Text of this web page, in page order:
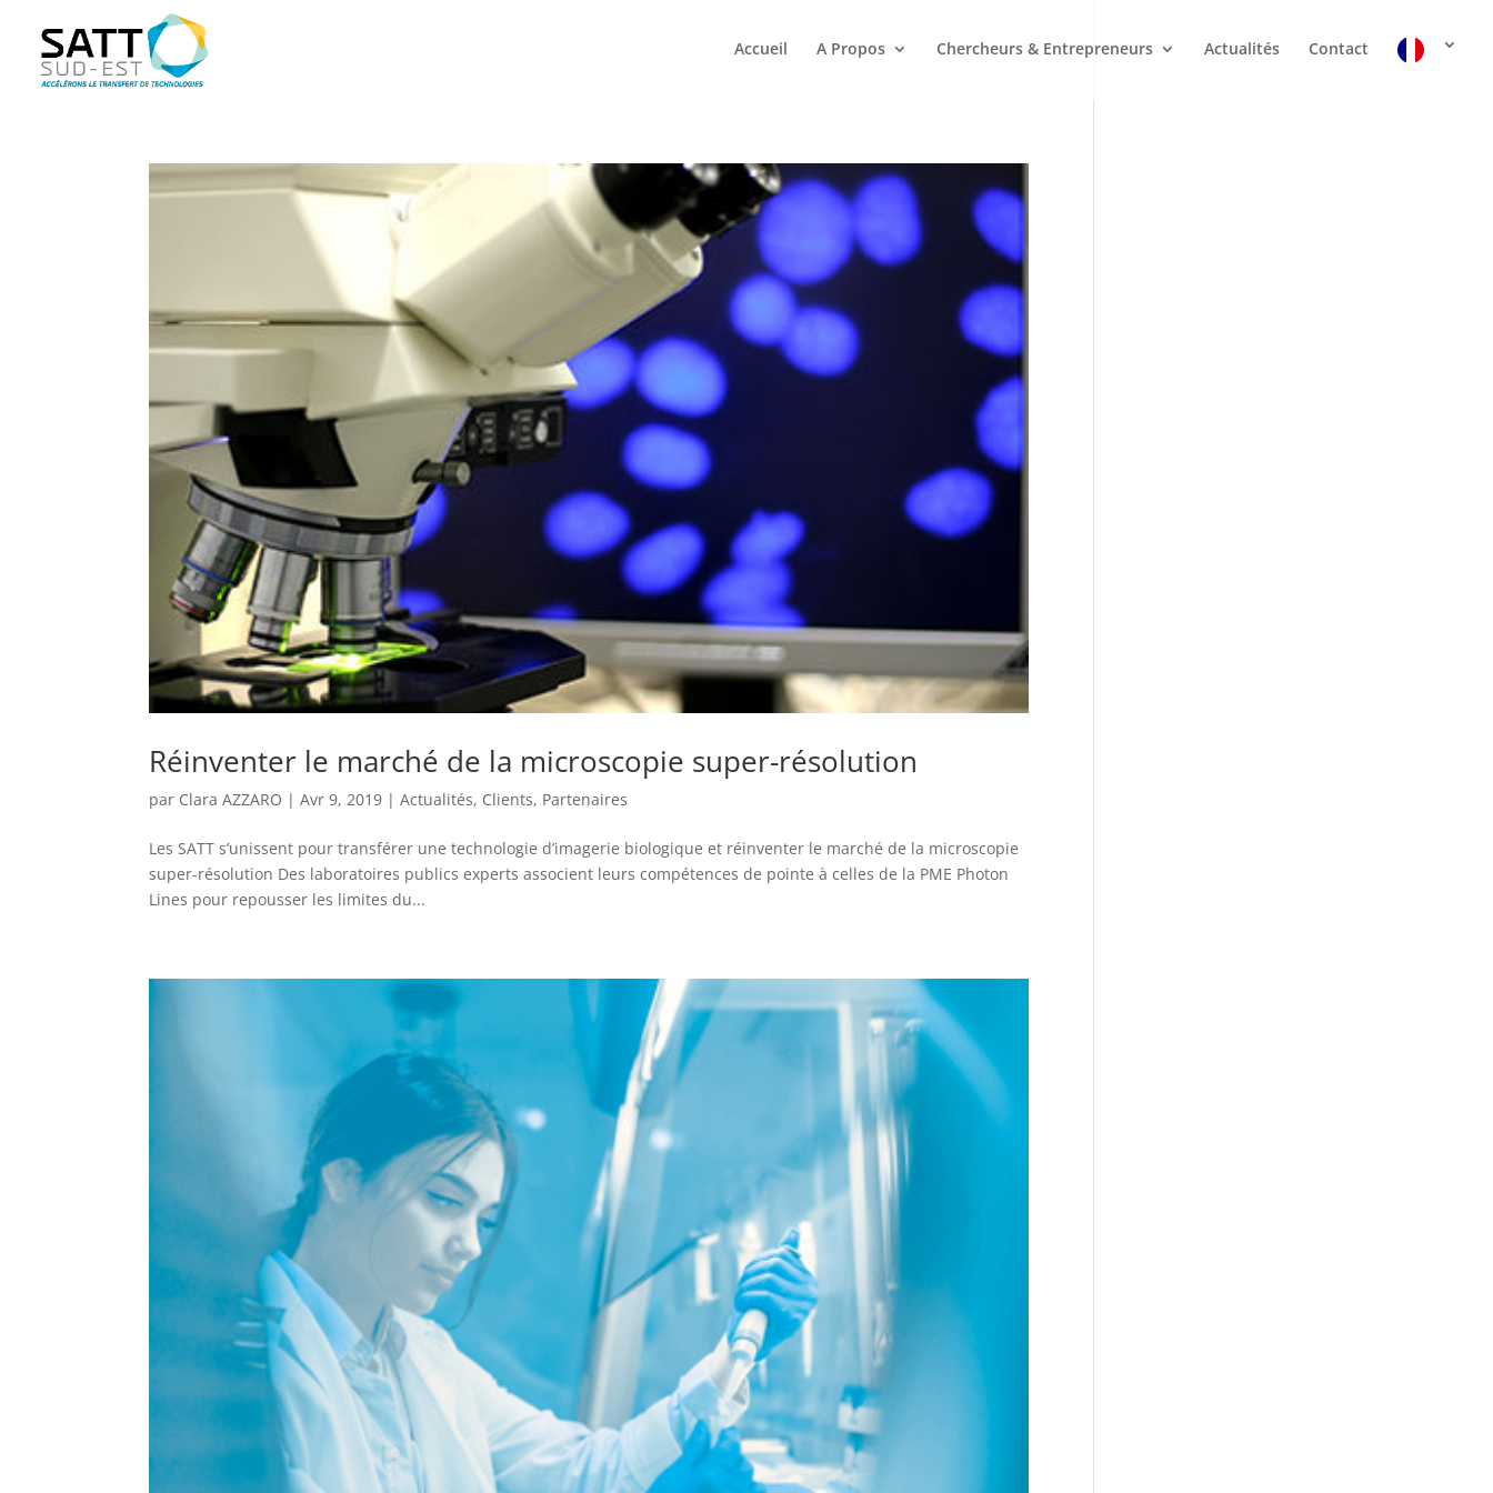
Accueil A Propos Chercheurs & Entrepreneurs Actualités Contact
Réinventer le marché de la microscopie super-résolution
par Clara AZZARO |Avr 9, 2019 |Actualités, Clients, Partenaires
Les SATT s’unissent pour transférer une technologie d’imagerie biologique et réinventer le marché de la microscopie
super-résolution Des laboratoires publics experts associent leurs compétences de pointe à celles de la PME Photon
Lines pour repousser les limites du...